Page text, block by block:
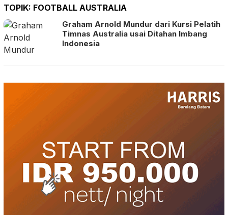
TOPIK: FOOTBALL AUSTRALIA
Graham Arnold Mundur dari Kursi Pelatih
Timnas Australia usai Ditahan Imbang
Indonesia